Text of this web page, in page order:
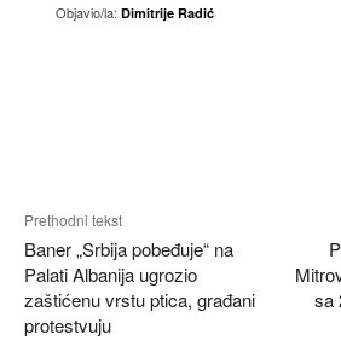
Objavio/la: Dimitrije Radić
Prethodni tekst
Baner „Srbija pobeđuje“ na
Palati Albanija ugrozio
zaštićenu vrstu ptica, građani
protestvuju
sa